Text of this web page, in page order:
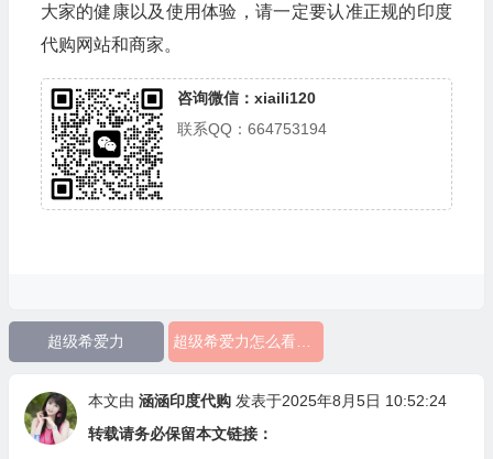
大家的健康以及使用体验，请一定要认准正规的印度
代购网站和商家。
咨询微信：xiaili120
联系QQ：664753194
超级希爱力 超级希爱力怎么看真假
本文由 涵涵印度代购 发表于2025年8月5日 10:52:24
转载请务必保留本文链接：